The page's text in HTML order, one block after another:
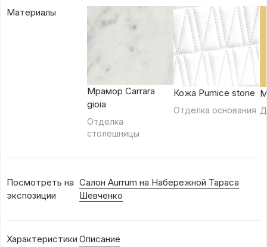
Материалы
Мрамор Carrara
gioia
Отделка
столешницы
Кожа Pumice stone
Отделка основания
Посмотреть на
экспозиции
Салон Aurrum на Набережной Тараса
Шевченко
Характеристики Описание